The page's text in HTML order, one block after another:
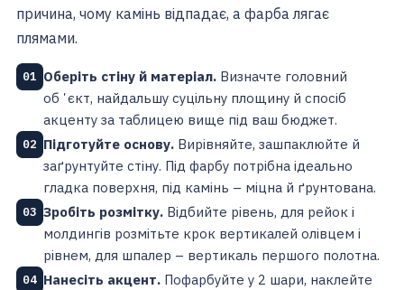
причина, чому камінь відпадає, а фарба лягає
плямами.
01 Оберіть стіну й матеріал. Визначте головний
обʼєкт, найдальшу суцільну площину й спосіб
акценту за таблицею вище під ваш бюджет.
02 Підготуйте основу. Вирівняйте, зашпаклюйте й
заґрунтуйте стіну. Під фарбу потрібна ідеально
гладка поверхня, під камінь – міцна й ґрунтована.
03 Зробіть розмітку. Відбийте рівень, для рейок і
молдингів розмітьте крок вертикалей олівцем і
рівнем, для шпалер – вертикаль першого полотна.
04 Нанесіть акцент. Пофарбуйте у 2 шари, наклейте